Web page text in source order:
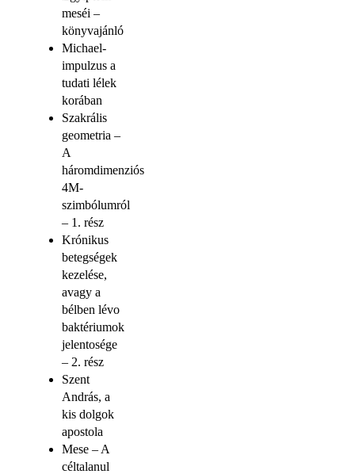
meséi –
könyvajánló
Michael-
impulzus a
tudati lélek
korában
Szakrális
geometria –
A
háromdimenziós
4M-
szimbólumról
– 1. rész
Krónikus
betegségek
kezelése,
avagy a
bélben lévo
baktériumok
jelentosége
– 2. rész
Szent
András, a
kis dolgok
apostola
Mese – A
céltalanul